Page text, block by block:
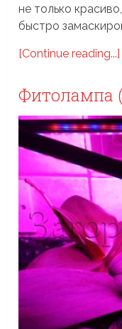
не только
быстро
[Continue reading...]
Фитолампа